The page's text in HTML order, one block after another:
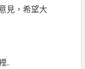
見，希望大
..